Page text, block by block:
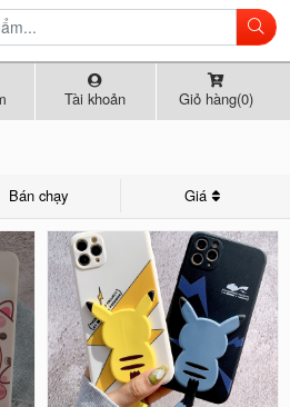
Tài khoản Giỏ hàng(0)
Bán chạy Giá